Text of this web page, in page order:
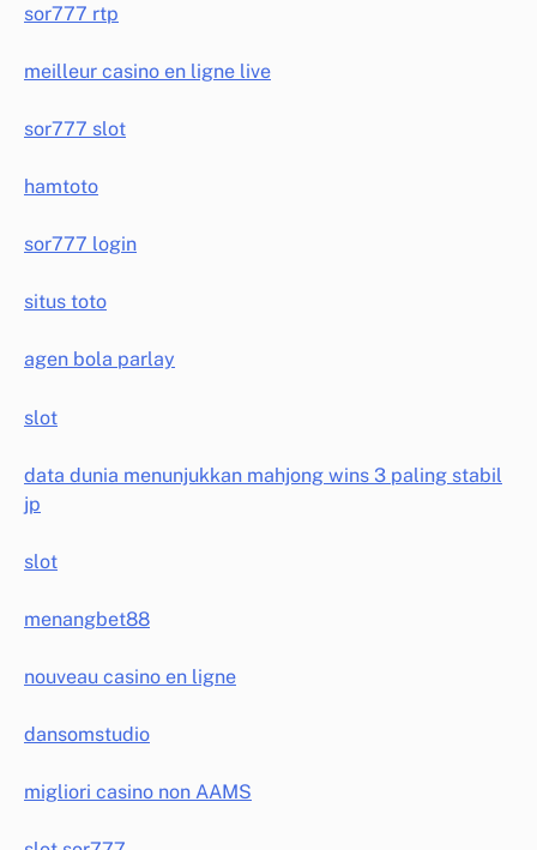
sor777 rtp
meilleur casino en ligne live
sor777 slot
hamtoto
sor777 login
situs toto
agen bola parlay
slot
data dunia menunjukkan mahjong wins 3 paling stabil
jp
slot
menangbet88
nouveau casino en ligne
dansomstudio
migliori casino non AAMS